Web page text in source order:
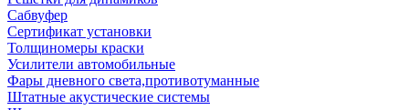
Сабвуфер
Сертификат установки
Толщиномеры краски
Усилители автомобильные
Фары дневного света,противотуманные
Штатные акустические системы